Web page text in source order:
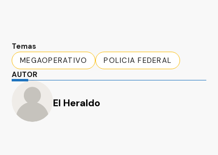
Temas
MEGAOPERATIVO
POLICIA FEDERAL
AUTOR
El Heraldo